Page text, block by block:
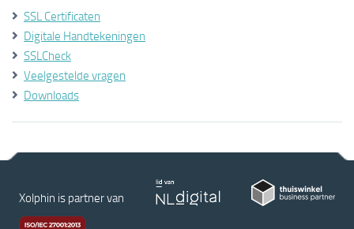
SSL Certificaten
Digitale Handtekeningen
SSLCheck
Veelgestelde vragen
Downloads
Xolphin is partner van